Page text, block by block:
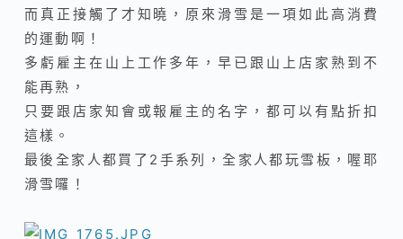
而真正接觸了才知曉，原來滑雪是一項如此高消費
的運動啊！
多虧雇主在山上工作多年，早已跟山上店家熟到不
能再熟，
只要跟店家知會或報雇主的名字，都可以有點折扣
這樣 。
最後全家人都買了2手系列，全家人都玩雪板，喔耶
滑雪囉！